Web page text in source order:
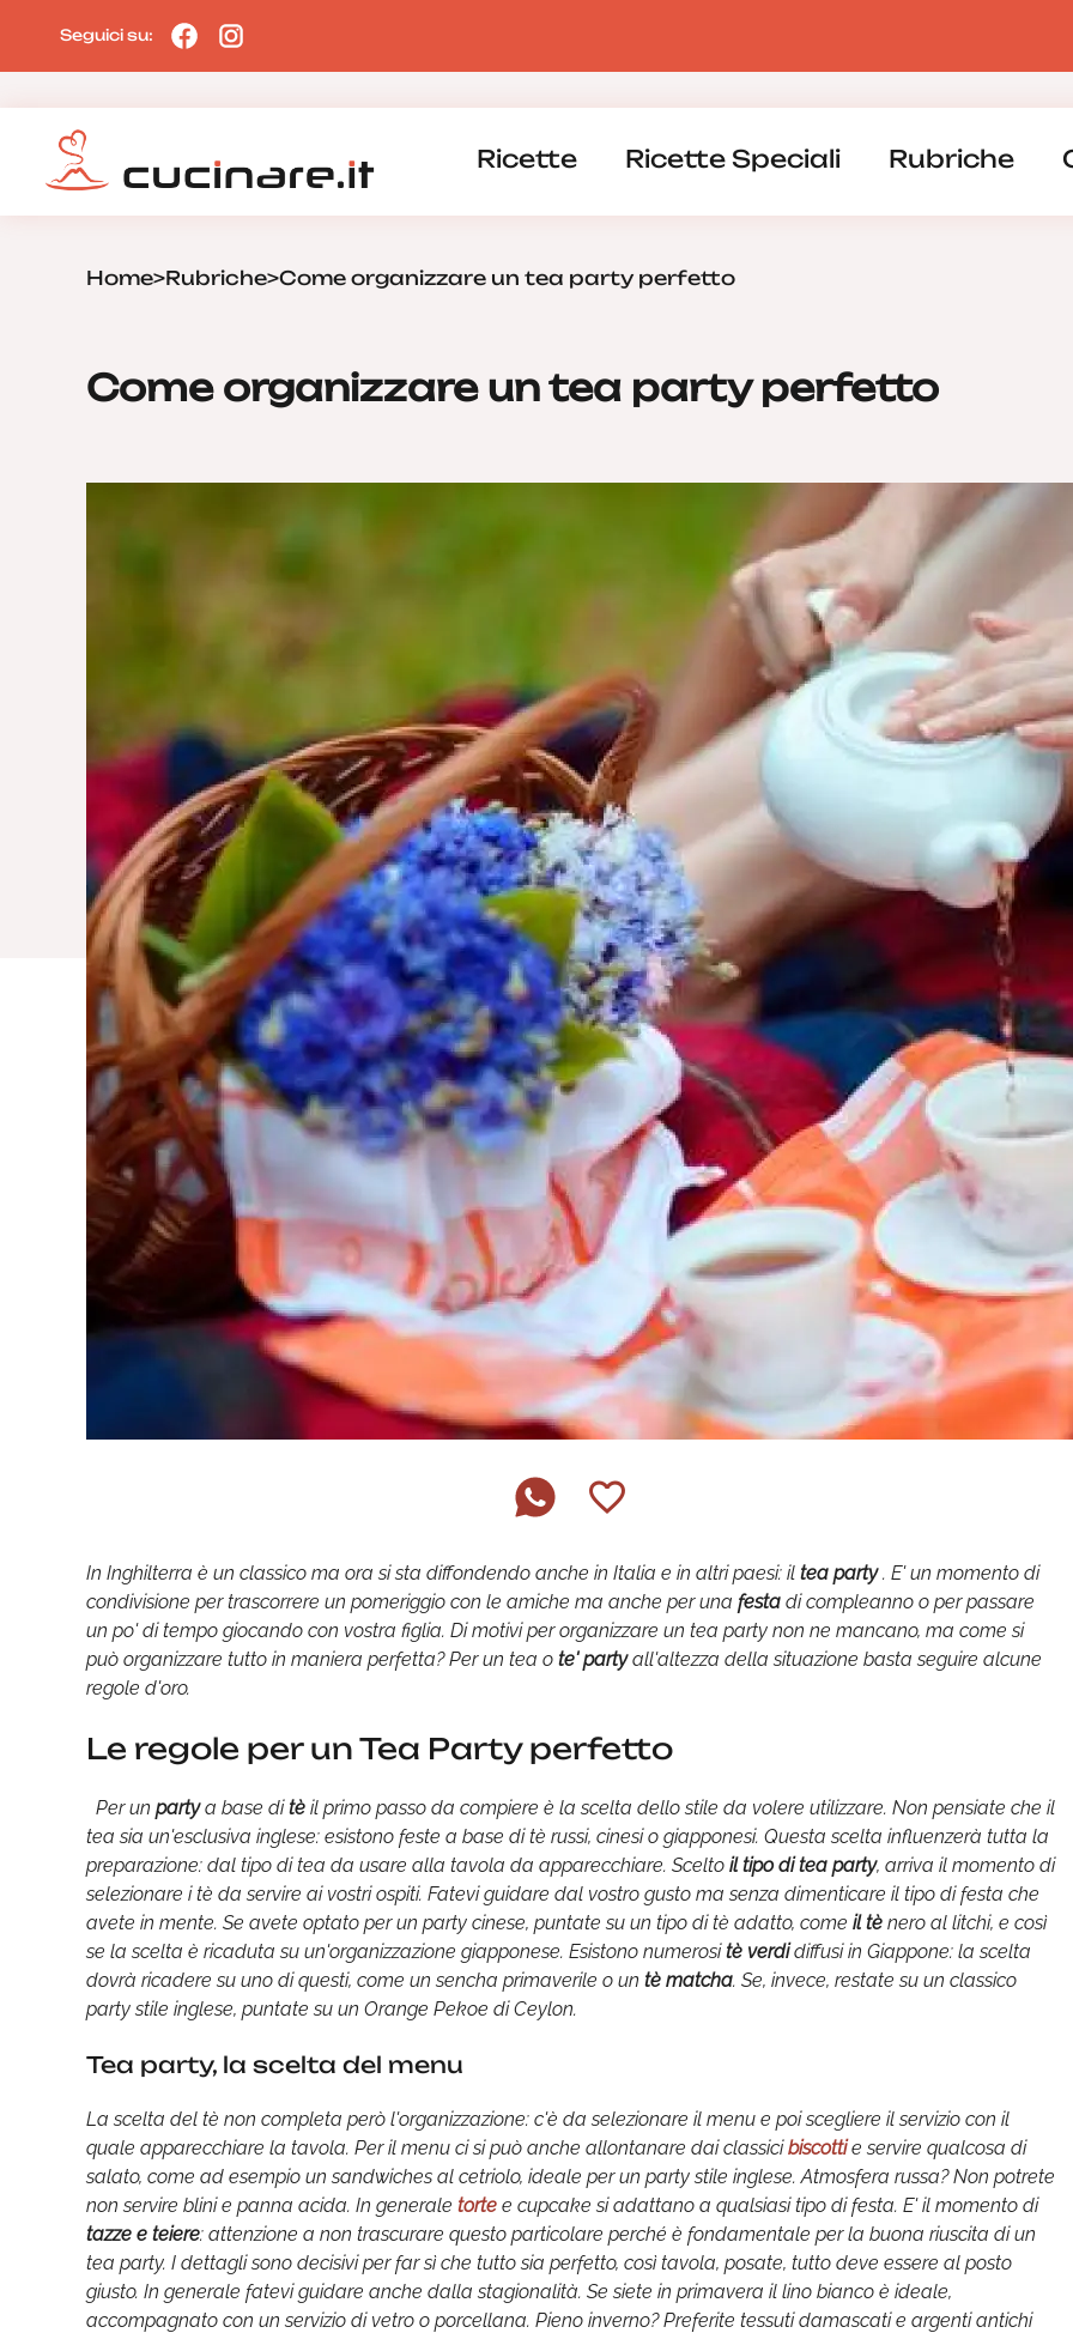
Seguici su:
Ricette Ricette Speciali Rubriche
Home>Rubriche>Come organizzare un tea party perfetto
Come organizzare un tea party perfetto
In Inghilterra è un classico ma ora si sta diffondendo anche in Italia e in altri paesi: il tea party. E' un momento di
condivisione per trascorrere un pomeriggio con le amiche ma anche per una festa di compleanno o per passare
un po' di tempo giocando con vostra figlia. Di motivi per organizzare un tea party non ne mancano, ma come si
può organizzare tutto in maniera perfetta? Per un tea o te' partyall'altezza della situazione basta seguire alcune
regole d'oro.
Le regole per un Tea Party perfetto
Per un partya base ditè il primo passo da compiere è la scelta dello stile da volere utilizzare. Non pensiate che il
tea sia un'esclusiva inglese: esistono feste a base di tè russi, cinesi o giapponesi. Questa scelta influenzerà tutta la
preparazione: dal tipo di tea da usare alla tavola da apparecchiare. Scelto il tipo di tea party, arriva il momento di
selezionare i tè da servire ai vostri ospiti. Fatevi guidare dal vostro gusto ma senza dimenticare il tipo di festa che
avete in mente. Se avete optato per un party cinese, puntate su un tipo di tè adatto, come il tè nero al litchi, e così
se la scelta è ricaduta su un'organizzazione giapponese. Esistono numerositè verdidiffusi in Giappone: la scelta
dovrà ricadere su uno di questi, come un sencha primaverile o un tè matcha. Se, invece, restate su un classico
party stile inglese, puntate su un Orange Pekoe di Ceylon.
Tea party, la scelta del menu
La scelta del tè non completa però l'organizzazione: c'è da selezionare il menu e poi scegliere il servizio con il
quale apparecchiare la tavola. Per il menu ci si può anche allontanare dai classicibiscottie servire qualcosa di
salato, come ad esempio un sandwiches al cetriolo, ideale per un party stile inglese. Atmosfera russa? Non potrete
non servire blini e panna acida. In generale torte e cupcake si adattano a qualsiasi tipo di festa. E' il momento di
tazze e teiere: attenzione a non trascurare questo particolare perché è fondamentale per la buona riuscita di un
tea party. I dettagli sono decisivi per far sì che tutto sia perfetto, così tavola, posate, tutto deve essere al posto
giusto. In generale fatevi guidare anche dalla stagionalità. Se siete in primavera il lino bianco è ideale,
accompagnato con un servizio di vetro o porcellana. Pieno inverno? Preferite tessuti damascati e argenti antichi